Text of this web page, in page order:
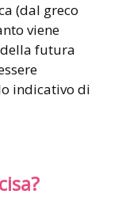
(dal greco
viene
futura
indicativo di